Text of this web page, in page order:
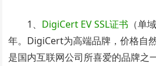
1、 DigiCert EV SSL证书 （单
年。DigiCert为高端品牌，价格自
是国内互联网公司所喜爱的品牌之